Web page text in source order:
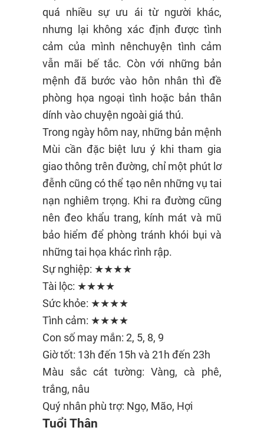
quá nhiều sự ưu ái từ người khác,
nhưng lại không xác định được tình
cảm của mình nênchuyện tình cảm
vẫn mãi bế tắc. Còn với những bản
mệnh đã bước vào hôn nhân thì đề
phòng họa ngoại tình hoặc bản thân
dính vào chuyện ngoài giá thú.
Trong ngày hôm nay, những bản mệnh
Mùi cần đặc biệt lưu ý khi tham gia
giao thông trên đường, chỉ một phút lơ
đễnh cũng có thể tạo nên những vụ tai
nạn nghiêm trọng. Khi ra đường cũng
nên đeo khẩu trang, kính mát và mũ
bảo hiểm để phòng tránh khói bụi và
những tai họa khác rình rập.
Sự nghiệp: ★★★★
Tài lộc: ★★★★
Sức khỏe: ★★★★
Tình cảm: ★★★★
Con số may mắn: 2, 5, 8, 9
Giờ tốt: 13h đến 15h và 21h đến 23h
Màu sắc cát tường: Vàng, cà phê,
trắng, nâu
Quý nhân phù trợ: Ngọ, Mão, Hợi
Tuổi Thân